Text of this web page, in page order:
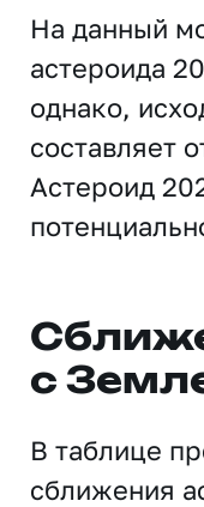
На данный
астероида
однако,
составляет
Астероид
с
В таблице
сближения